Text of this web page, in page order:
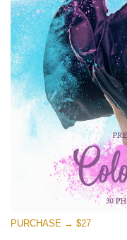
Entire Collection
(1783 Overlays)
Large 6000*4000px
PURCHASE → $27